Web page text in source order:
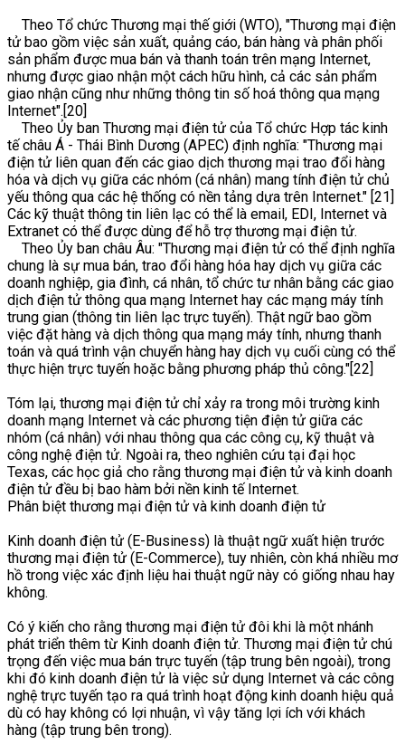
Theo Tổ chức Thương mại thế giới (WTO), "Thương mại điện
tử bao gồm việc sản xuất, quảng cáo, bán hàng và phân phối
sản phẩm được mua bán và thanh toán trên mạng Internet,
nhưng được giao nhận một cách hữu hình, cả các sản phẩm
giao nhận cũng như những thông tin số hoá thông qua mạng
Internet".[20]
Theo Ủy ban Thương mại điện tử của Tổ chức Hợp tác kinh
tế châu Á - Thái Bình Dương (APEC) định nghĩa: "Thương mại
điện tử liên quan đến các giao dịch thương mại trao đổi hàng
hóa và dịch vụ giữa các nhóm (cá nhân) mang tính điện tử chủ
yếu thông qua các hệ thống có nền tảng dựa trên Internet." [21]
Các kỹ thuật thông tin liên lạc có thể là email, EDI, Internet và
Extranet có thể được dùng để hỗ trợ thương mại điện tử.
Theo Ủy ban châu Âu: "Thương mại điện tử có thể định nghĩa
chung là sự mua bán, trao đổi hàng hóa hay dịch vụ giữa các
doanh nghiệp, gia đình, cá nhân, tổ chức tư nhân bằng các giao
dịch điện tử thông qua mạng Internet hay các mạng máy tính
trung gian (thông tin liên lạc trực tuyến). Thật ngữ bao gồm
việc đặt hàng và dịch thông qua mạng máy tính, nhưng thanh
toán và quá trình vận chuyển hàng hay dịch vụ cuối cùng có thể
thực hiện trực tuyến hoặc bằng phương pháp thủ công."[22]
Tóm lại, thương mại điện tử chỉ xảy ra trong môi trường kinh
doanh mạng Internet và các phương tiện điện tử giữa các
nhóm (cá nhân) với nhau thông qua các công cụ, kỹ thuật và
công nghệ điện tử. Ngoài ra, theo nghiên cứu tại đại học
Texas, các học giả cho rằng thương mại điện tử và kinh doanh
điện tử đều bị bao hàm bởi nền kinh tế Internet.
Phân biệt thương mại điện tử và kinh doanh điện tử
Kinh doanh điện tử (E-Business) là thuật ngữ xuất hiện trước
thương mại điện tử (E-Commerce), tuy nhiên, còn khá nhiều mơ
hồ trong việc xác định liệu hai thuật ngữ này có giống nhau hay
không.
Có ý kiến cho rằng thương mại điện tử đôi khi là một nhánh
phát triển thêm từ Kinh doanh điện tử. Thương mại điện tử chú
trọng đến việc mua bán trực tuyến (tập trung bên ngoài), trong
khi đó kinh doanh điện tử là việc sử dụng Internet và các công
nghệ trực tuyến tạo ra quá trình hoạt động kinh doanh hiệu quả
dù có hay không có lợi nhuận, vì vậy tăng lợi ích với khách
hàng (tập trung bên trong).